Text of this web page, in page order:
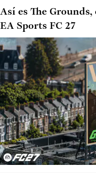
Así es The
EA Sports FC 27